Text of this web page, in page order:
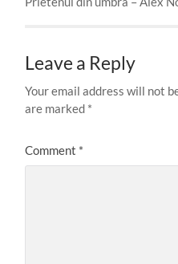
Leave a Reply
Your email address will not
are marked *
Comment *